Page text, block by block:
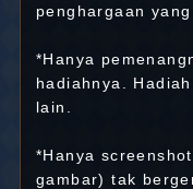
penghargaan
*Hanya
hadiahnya.
lain.
*Hanya
gambar) tak